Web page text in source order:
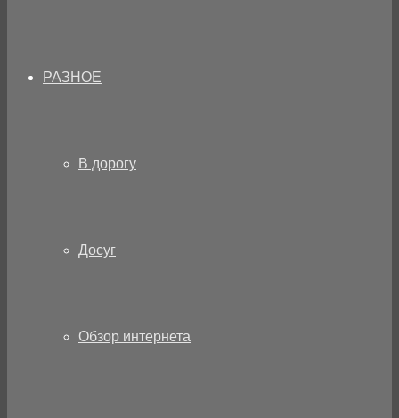
РАЗНОЕ
В дорогу
Досуг
Обзор интернета